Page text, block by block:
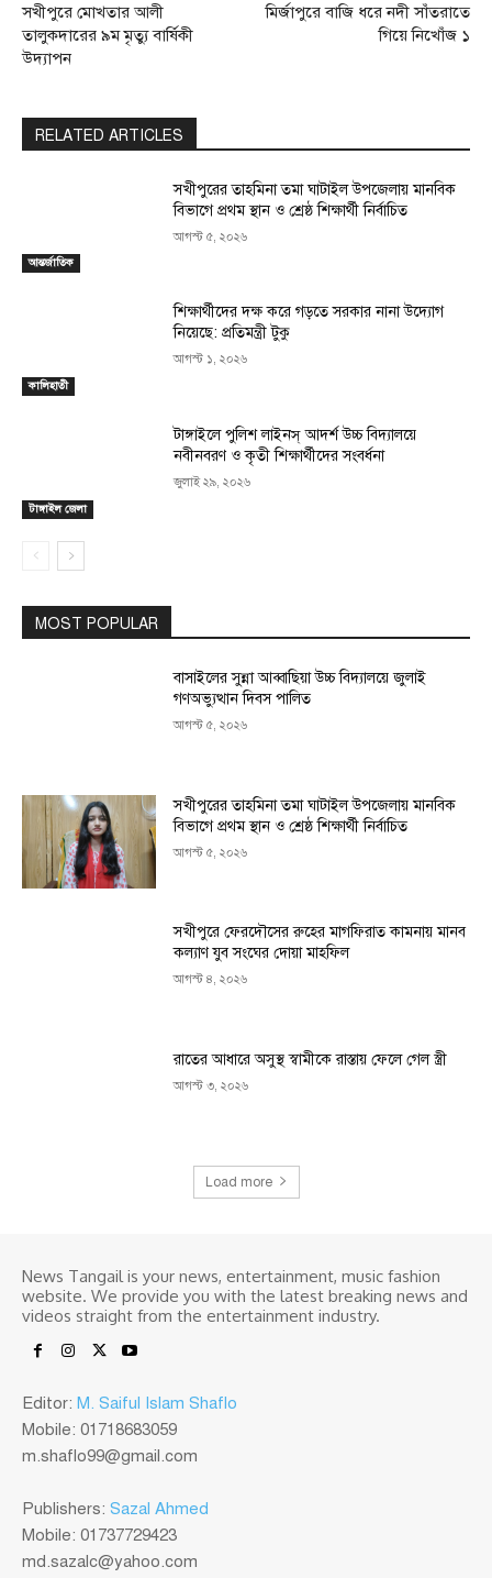
সখীপুরে মোখতার আলী
তালুকদারের ৯ম মৃত্যু বার্ষিকী
উদ্যাপন
মির্জাপুরে বাজি ধরে নদী সাঁতরাতে
গিয়ে নিখোঁজ ১
RELATED ARTICLES
আন্তর্জাতিক
সখীপুরের তাহমিনা তমা ঘাটাইল উপজেলায় মানবিক
বিভাগে প্রথম স্থান ও শ্রেষ্ঠ শিক্ষার্থী নির্বাচিত
আগস্ট ৫, ২০২৬
কালিহাতী
শিক্ষার্থীদের দক্ষ করে গড়তে সরকার নানা উদ্যোগ
নিয়েছে: প্রতিমন্ত্রী টুকু
আগস্ট ১, ২০২৬
টাঙ্গাইল জেলা
টাঙ্গাইলে পুলিশ লাইনস্ আদর্শ উচ্চ বিদ্যালয়ে
নবীনবরণ ও কৃতী শিক্ষার্থীদের সংবর্ধনা
জুলাই ২৯, ২০২৬
MOST POPULAR
বাসাইলের সুন্না আব্বাছিয়া উচ্চ বিদ্যালয়ে জুলাই
গণঅভ্যুত্থান দিবস পালিত
আগস্ট ৫, ২০২৬
সখীপুরের তাহমিনা তমা ঘাটাইল উপজেলায় মানবিক
বিভাগে প্রথম স্থান ও শ্রেষ্ঠ শিক্ষার্থী নির্বাচিত
আগস্ট ৫, ২০২৬
সখীপুরে ফেরদৌসের রুহের মাগফিরাত কামনায় মানব
কল্যাণ যুব সংঘের দোয়া মাহফিল
আগস্ট ৪, ২০২৬
রাতের আধারে অসুস্থ স্বামীকে রাস্তায় ফেলে গেল স্ত্রী
আগস্ট ৩, ২০২৬
Load more
News Tangail is your news, entertainment, music fashion
website. We provide you with the latest breaking news and
videos straight from the entertainment industry.
Editor: M. Saiful Islam Shaflo
Mobile: 01718683059
m.shaflo99@gmail.com
Publishers: Sazal Ahmed
Mobile: 01737729423
md.sazalc@yahoo.com